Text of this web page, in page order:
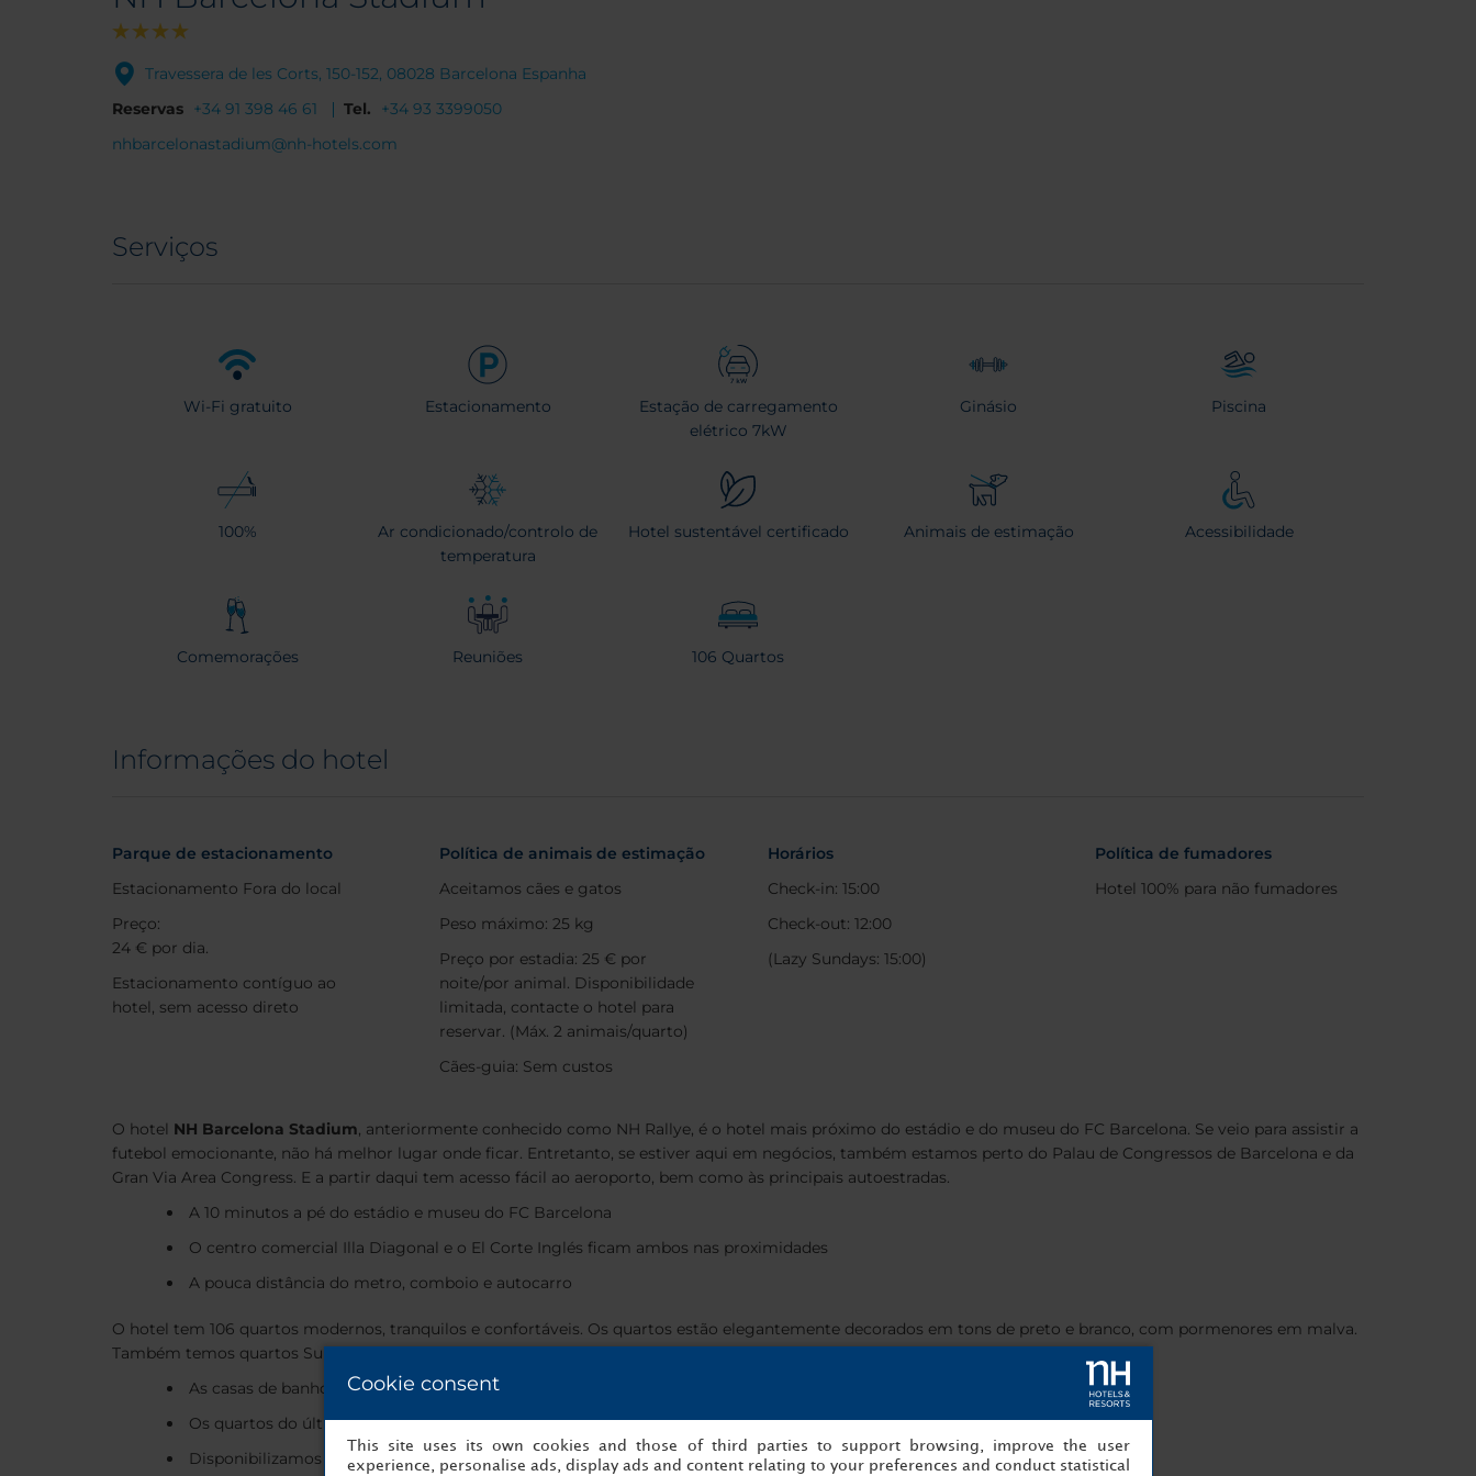
Travessera de les Corts, 150-152, 08028 Barcelona Espanha
Reservas +34 91 398 46 61 Tel.
+34 93 3399050
nhbarcelonastadium@nh-hotels.com
Serviços
Wi-Fi gratuito Estacionamento
Estação de carregamento
elétrico 7kW
Ginásio Piscina
100%
Ar condicionado/controlo de
temperatura
Hotel sustentável certificado Animais de estimação Acessibilidade
Comemorações Reuniões 106 Quartos
Informações do hotel
Parque de estacionamento
Estacionamento Fora do local
Preço:
24 € por dia.
Estacionamento contíguo ao
hotel, sem acesso direto
Política de animais de estimação
Aceitamos cães e gatos
Peso máximo: 25 kg
Preço por estadia: 25 € por
noite/por animal. Disponibilidade
limitada, contacte o hotel para
reservar. (Máx. 2 animais/quarto)
Cães-guia: Sem custos
Horários
Check-in: 15:00
Check-out: 12:00
(Lazy Sundays: 15:00)
Política de fumadores
Hotel 100% para não fumadores
O hotel NH Barcelona Stadium, anteriormente conhecido como NH Rallye, é o hotel mais próximo do estádio e do museu do FC Barcelona. Se veio para assistir a
futebol emocionante, não há melhor lugar onde ficar. Entretanto, se estiver aqui em negócios, também estamos perto do Palau de Congressos de Barcelona e da
Gran Via Area Congress. E a partir daqui tem acesso fácil ao aeroporto, bem como às principais autoestradas.
A 10 minutos a pé do estádio e museu do FC Barcelona
O centro comercial Illa Diagonal e o El Corte Inglés ficam ambos nas proximidades
A pouca distância do metro, comboio e autocarro
O hotel tem 106 quartos modernos, tranquilos e confortáveis. Os quartos estão elegantemente decorados em tons de preto e branco, com pormenores em malva.
Também temos quartos Superiores, além de uma grande Suite Junior.
As casas de banho foram recentemente renovadas
Os quartos do último andar têm vistas sobre a cidade de um lado, e vistas do estádio do FC Barcelona do outro
Disponibilizamos quartos acessíveis
Cookie consent
This site uses its own cookies and those of third parties to support browsing, improve the user
experience, personalise ads, display ads and content relating to your preferences and conduct statistical